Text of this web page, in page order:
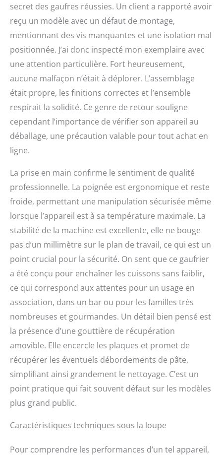
secret des gaufres réussies. Un client a rapporté avoir
reçu un modèle avec un défaut de montage,
mentionnant des vis manquantes et une isolation mal
positionnée. J’ai donc inspecté mon exemplaire avec
une attention particulière. Fort heureusement,
aucune malfaçon n’était à déplorer. L’assemblage
était propre, les finitions correctes et l’ensemble
respirait la solidité. Ce genre de retour souligne
cependant l’importance de vérifier son appareil au
déballage, une précaution valable pour tout achat en
ligne.
La prise en main confirme le sentiment de qualité
professionnelle. La poignée est ergonomique et reste
froide, permettant une manipulation sécurisée même
lorsque l’appareil est à sa température maximale. La
stabilité de la machine est excellente, elle ne bouge
pas d’un millimètre sur le plan de travail, ce qui est un
point crucial pour la sécurité. On sent que ce gaufrier
a été conçu pour enchaîner les cuissons sans faiblir,
ce qui correspond aux attentes pour un usage en
association, dans un bar ou pour les familles très
nombreuses et gourmandes. Un détail bien pensé est
la présence d’une gouttière de récupération
amovible. Elle encercle les plaques et promet de
récupérer les éventuels débordements de pâte,
simplifiant ainsi grandement le nettoyage. C’est un
point pratique qui fait souvent défaut sur les modèles
plus grand public.
Caractéristiques techniques sous la loupe
Pour comprendre les performances d’un tel appareil,